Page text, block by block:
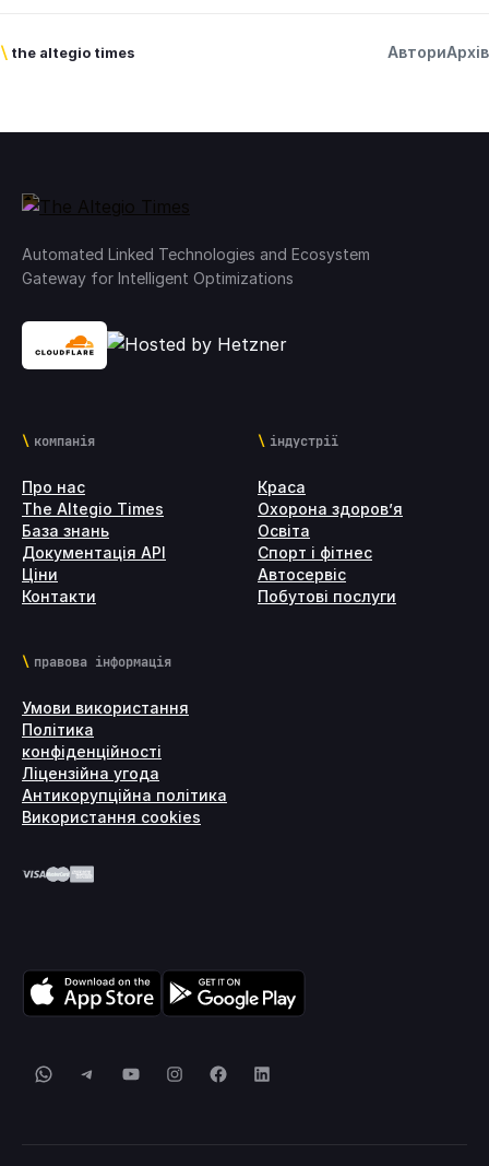
\ the altegio times АвториАрхів
Automated Linked Technologies and Ecosystem
Gateway for Intelligent Optimizations
компанія
Про нас
The Altegio Times
База знань
Документація API
Ціни
Контакти
індустрії
Краса
Охорона здоров’я
Освіта
Спорт і фітнес
Автосервіс
Побутові послуги
правова інформація
Умови використання
Політика
конфіденційності
Ліцензійна угода
Антикорупційна політика
Використання cookies
WhatsApp
TelegramYouTubeInstagram
FacebookLinkedIn